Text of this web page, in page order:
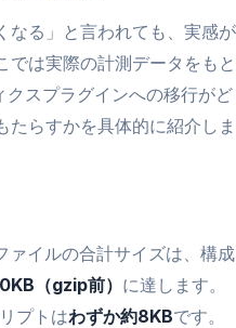
なる」と言われても、実感が
では実際の計測データをもと
スプラグインへの移行がど
らすかを具体的に紹介しま
イルの合計サイズは、構成
（gzip前） に達します。
プトはわずか約8KBです。